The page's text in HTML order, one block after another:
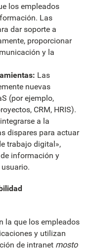
los empleados
Las
dar soporte a
proporcionar
y la
Las
nuevas
(por ejemplo,
CRM, HRIS).
a la
dispares para actuar
trabajo digital»,
información y
la que los empleados
y utilizan
de intranet mosto